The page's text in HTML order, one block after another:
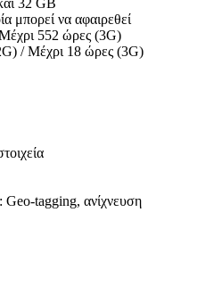
32 GB
μπορεί να αφαιρεθεί
552 ώρες (3G)
/ Μέχρι 18 ώρες (3G)
Geo-tagging, ανίχνευση